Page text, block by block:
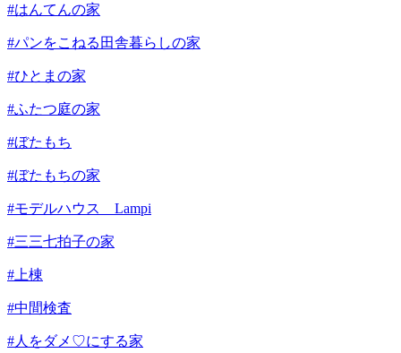
#はんてんの家
#パンをこねる田舎暮らしの家
#ひとまの家
#ふたつ庭の家
#ぼたもち
#ぼたもちの家
#モデルハウス Lampi
#三三七拍子の家
#上棟
#中間検査
#人をダメ♡にする家